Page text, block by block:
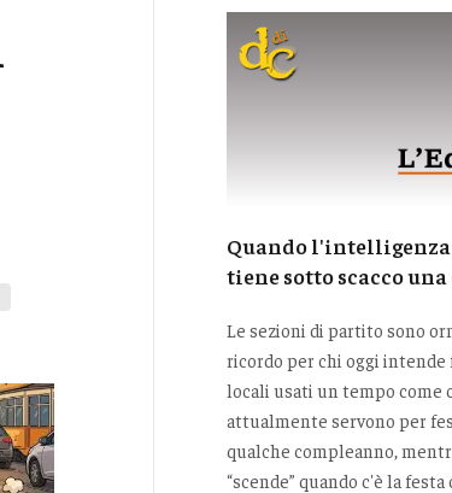
Quando
tiene sotto scacco
Le sezioni di partito sono
ricordo per chi oggi intende
locali usati un tempo come
attualmente servono per
qualche compleanno,
“scende” quando c'è la